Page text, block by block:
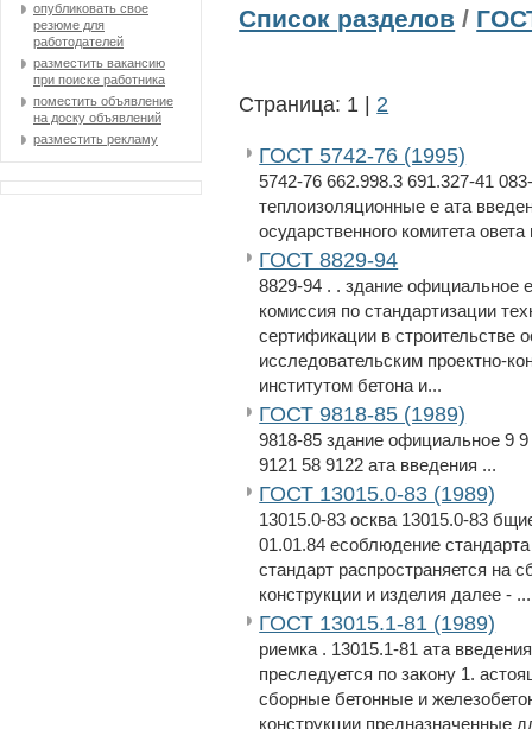
опубликовать свое
резюме для
работодателей
разместить вакансию
при поиске работника
поместить объявление
на доску объявлений
разместить рекламу
Список разделов /
Страница: 1 | 2
ГОСТ 5742-76 (1995)
5742-76 662.998.3 691.327-41
теплоизоляционные е ата
осударственного комитета
ГОСТ 8829-94
8829-94 . . здание официальное
комиссия по стандартизации
сертификации в строительстве
исследовательским проектно-
институтом бетона и...
ГОСТ 9818-85 (1989)
9818-85 здание официальное 9
9121 58 9122 ата введения ...
ГОСТ 13015.0-83 (1989)
13015.0-83 осква 13015.0-83
01.01.84 есоблюдение
стандарт распространяется на
конструкции и изделия далее - ...
ГОСТ 13015.1-81 (1989)
риемка . 13015.1-81 ата
преследуется по закону 1.
сборные бетонные и
конструкции предназначенные